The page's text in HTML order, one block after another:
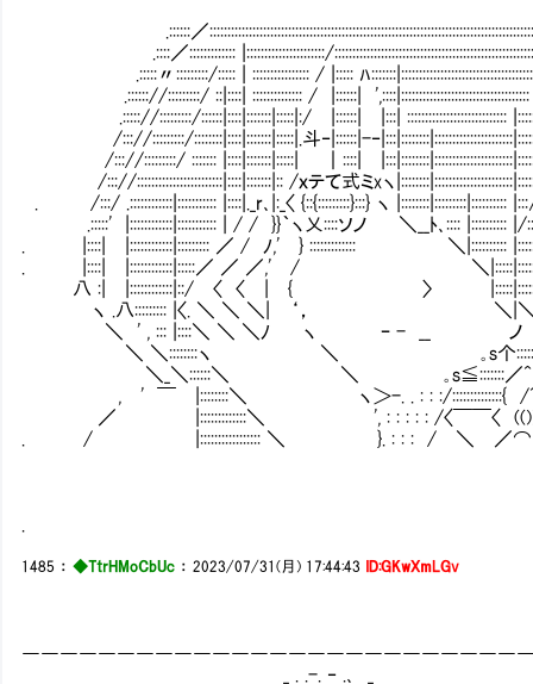
.::::::／
.::::／::::::::::::: |::::::::::::::::::::::/
.:::::〃:::::::::/::::: | :::::::::::::::: / |::::: ﾊ
.:::::://:::::::::/ ::|::::| :::::::::::::: / |::::::| ',::::|::::::::::::::::::::::::::::::::::::
.::::://:::::::::/::::::|::::|:::::::|:::::|:/ |::::::| |:::| ::::::::::::::::::::::::::::
/::://:::::::::/::::::::|::::|:::::::|:::::|.斗‐|::::::|-
/::://:::::::::/ ::::::: |::::|:::::::|:::::| ｜::::|
/::://::::::::::::::::::::::::|::::|:::::::|:: /ｘテて式ミxヽ
. /:::/ .::::::::::::|::::::::::: |::::|._r､|:_〈 {::{:::::::::}:::} ヽ |::::::::|:::::::::|::::::::::
.:::::' |::::::::::::|::::::::::: | / / }}｀ヽ乂::::ソノ ＼__ﾄ､:::: |:::::::::: |/
. |::::| |::::::::::::|::::::::: ／ / ﾉ,' } ::::::::::::: ＼|:::::::::: |:::::::|::‘
. |::::| |::::::::::::|:::::／ ／ ／,' / ＼|:::::|:::::::|:::::‘，
八 :| |::::::::::::|::/ 〈 〈 | { 〉 |:::::|::::::‘:::::: ‘
ヽ .八::::::::: |〈. ＼ ＼ ＼| ‘， ＼|＼:::‘，
＼ ' , ::: |::::＼ ＼ ＼ﾉ ヽ ｰ - __ ノ ＼‘，
＼ ＼::::::::ヽ ＼ ｡s个::::::|::::＼::::
＼_＼::::::＼ ＼ ｡s≦:::::::／^
, ' ￣ |::::::::＼ ヽ＞-. . : : :/::::::::::::::{ /
／ |:::::::::::::＼ ', : : : : : /〈￣￣〈
. / |::::::::::::::::: ＼ }. : : : / ＼ ／⌒
1485 ：◆TtrHMoCbUc ：2023/07/31(月) 17:44:43 ID:GKwXmLGv
_ . .-. ‐ .､ _